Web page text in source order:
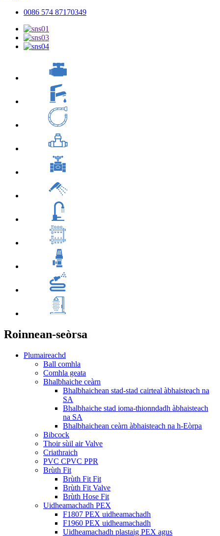
0086 574 87170349
Roinnean-seòrsa
Plumaireachd
Ball comhla
Comhla geata
Bhalbhaiche ceàrn
Bhalbhaichean stad-stad cairteal àbhaisteach na
SA
Bhalbhaiche stad ioma-thionndadh àbhaisteach
na SA
Bhalbhaichean ceàrn àbhaisteach na h-Eòrpa
Bibcock
Thoir sùil air Valve
Criathraich
PVC CPVC PPR
Brùth Fit
Brùth Fit Fit
Brùth Fit Valve
Brùth Hose Fit
Uidheamachadh PEX
F1807 PEX uidheamachadh
F1960 PEX uidheamachadh
Uidheamachadh plastaig PEX agus